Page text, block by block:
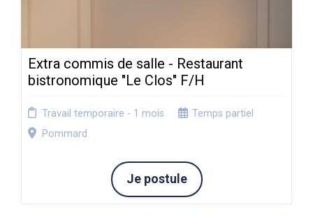
Extra commis de salle - Restaurant
bistronomique "Le Clos" F/H
Travail temporaire - 1 mois
Temps partiel
Pommard
Je postule